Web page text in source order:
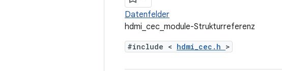
Datenfelder
hdmi_cec_module-Strukturreferenz
#include < hdmi_cec.h >